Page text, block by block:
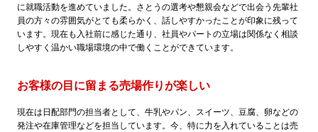
に就職活動を進めていました。さとうの選考や懇親会などで出会う先輩社
員の方々の雰囲気がとても柔らかく、話しやすかったことが印象に残って
います。現在も入社前に感じた通り、社員やパートの立場は関係なく相談
しやすく温かい職場環境の中で働くことができています。
お客様の目に留まる売場作りが楽しい
現在は日配部門の担当者として、牛乳やパン、スイーツ、豆腐、卵などの
発注や在庫管理などを担当しています。今、特に力を入れていることは売